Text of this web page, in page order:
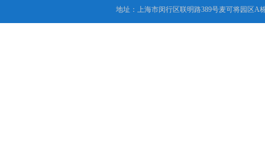
地址：上海市闵行区联明路389号麦可将园区A